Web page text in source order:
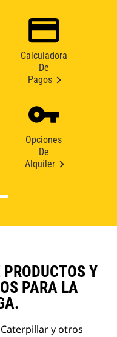
Calculadora
De
Pagos
Opciones
De
Alquiler
Y
PARA LA
y otros